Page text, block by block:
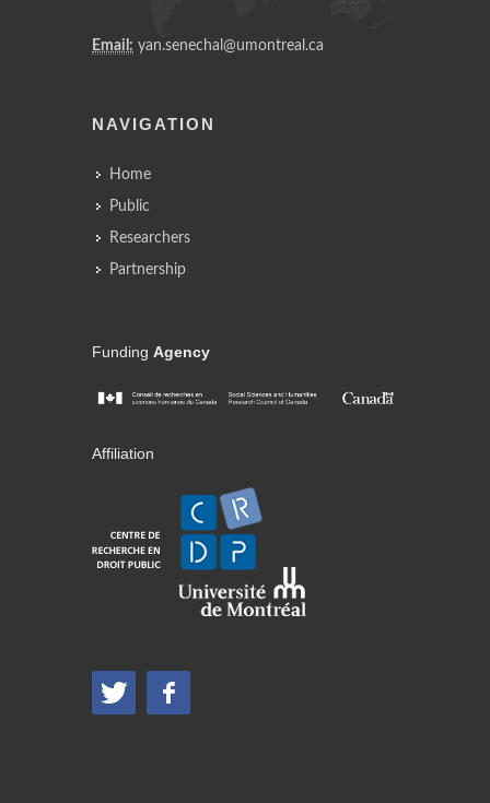
Email: yan.senechal@umontreal.ca
NAVIGATION
Home
Public
Researchers
Partnership
Funding Agency
Affiliation